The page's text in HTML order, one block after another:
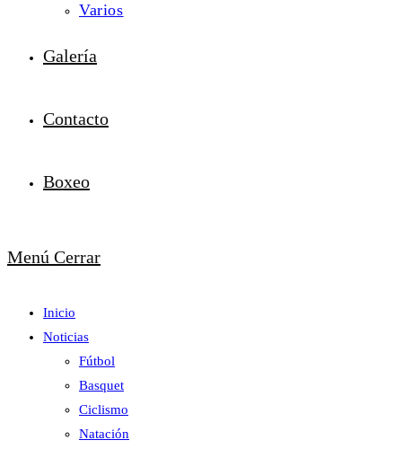
Varios
Galería
Contacto
Boxeo
Menú Cerrar
Inicio
Noticias
Fútbol
Basquet
Ciclismo
Natación